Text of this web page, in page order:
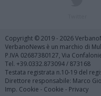
Copyright © 2019 - 2026
VerbanoNews è un marchio di
P.IVA 02687380127, Via
Tel. +39.0332.873094 / 873168
Testata registrata n.10-19 del
Direttore responsabile: Marco
Imp. Cookie - Cookie - Privacy